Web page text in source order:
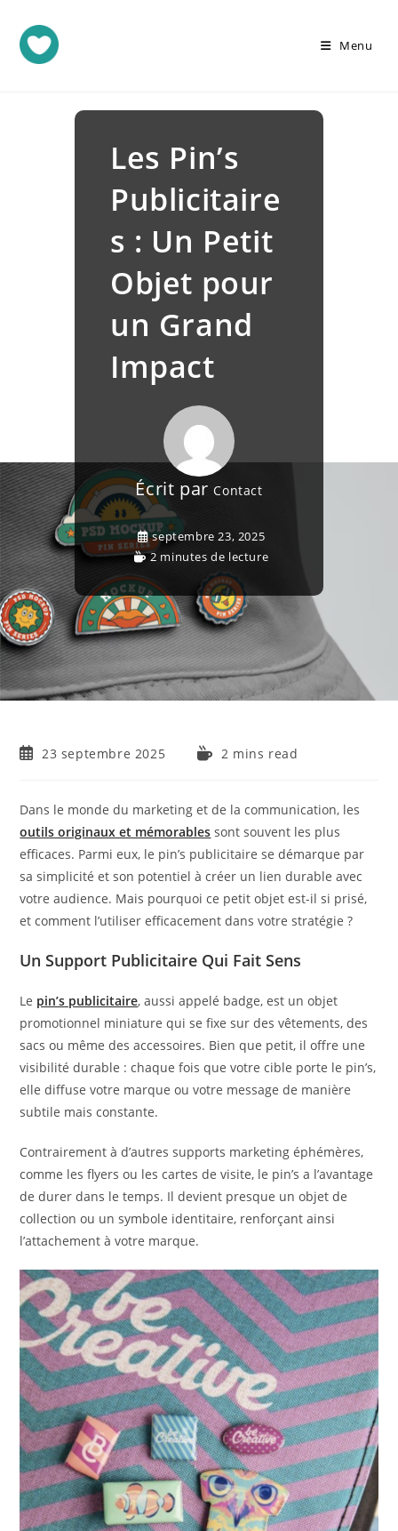
Menu
Les Pin’s
Publicitaire
s : Un Petit
Objet pour
un Grand
Impact
Écrit parContact
septembre 23, 2025
2 minutes de lecture
23 septembre 2025 2 mins read
Dans le monde du marketing et de la communication, les
outils originaux et mémorables sont souvent les plus
efficaces. Parmi eux, le pin’s publicitaire se démarque par
sa simplicité et son potentiel à créer un lien durable avec
votre audience. Mais pourquoi ce petit objet est-il si prisé,
et comment l’utiliser efficacement dans votre stratégie ?
Un Support Publicitaire Qui Fait Sens
Le pin’s publicitaire, aussi appelé badge, est un objet
promotionnel miniature qui se fixe sur des vêtements, des
sacs ou même des accessoires. Bien que petit, il offre une
visibilité durable : chaque fois que votre cible porte le pin’s,
elle diffuse votre marque ou votre message de manière
subtile mais constante.
Contrairement à d’autres supports marketing éphémères,
comme les flyers ou les cartes de visite, le pin’s a l’avantage
de durer dans le temps. Il devient presque un objet de
collection ou un symbole identitaire, renforçant ainsi
l’attachement à votre marque.